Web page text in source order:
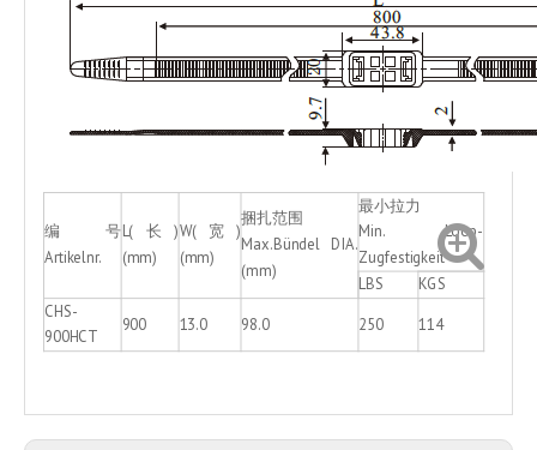
编 号
Artikelnr.
L(长)
(mm)
W(宽)
(mm)
捆扎范围
Max.Bündel DIA.
(mm)
最小拉力
Min. Loop-
Zugfestigkeit
LBS KGS
CHS-
900HCT
900 13.0 98.0 250 114